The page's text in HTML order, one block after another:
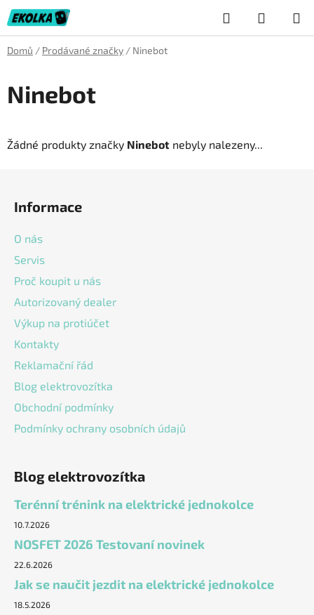
Přejít
na
obsah
Hledat
KOŠÍK
Domů / Prodávané značky / Ninebot
Ninebot
Žádné produkty značky Ninebot nebyly nalezeny...
Informace
O nás
Servis
Proč koupit u nás
Autorizovaný dealer
Výkup na protiúčet
Kontakty
Reklamační řád
Blog elektrovozítka
Obchodní podmínky
Podmínky ochrany osobních údajů
Blog elektrovozítka
Terénní trénink na elektrické jednokolce
10.7.2026
NOSFET 2026 Testovaní novinek
22.6.2026
Jak se naučit jezdit na elektrické jednokolce
18.5.2026